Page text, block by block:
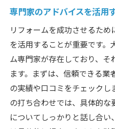
専門家のアドバイスを活用
リフォームを成功させるた
を活用することが重要です。
ム専門家が存在しており、そ
ます。まずは、信頼できる
の実績や口コミをチェック
の打ち合わせでは、具体的
についてしっかりと話し合